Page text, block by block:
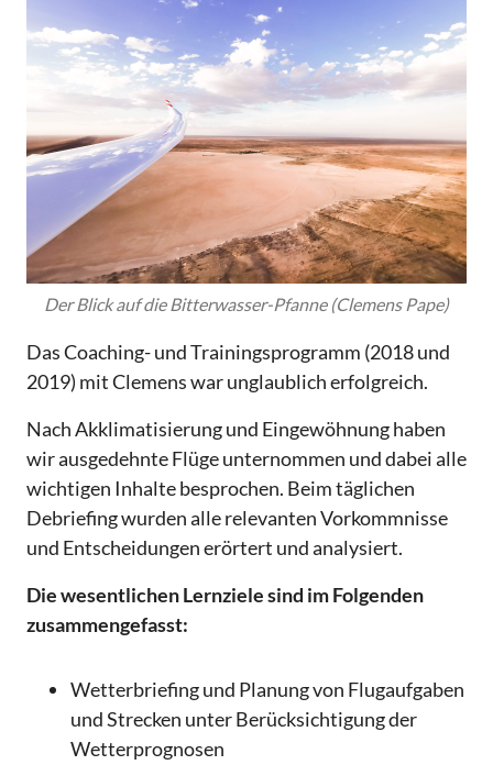
Der Blick auf die Bitterwasser-Pfanne (Clemens Pape)
Das Coaching- und Trainingsprogramm (2018 und
2019) mit Clemens war unglaublich erfolgreich.
Nach Akklimatisierung und Eingewöhnung haben
wir ausgedehnte Flüge unternommen und dabei alle
wichtigen Inhalte besprochen. Beim täglichen
Debriefing wurden alle relevanten Vorkommnisse
und Entscheidungen erörtert und analysiert.
Die wesentlichen Lernziele sind im Folgenden
zusammengefasst:
Wetterbriefing und Planung von Flugaufgaben
und Strecken unter Berücksichtigung der
Wetterprognosen